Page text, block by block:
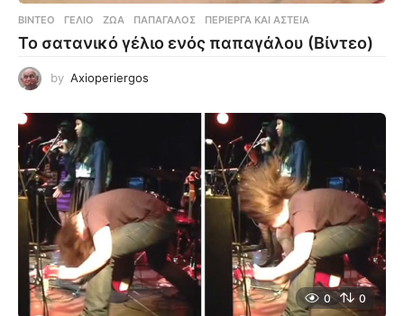
ΒΊΝΤΕΟ ΓΈΛΙΟ ,ΖΏΑ ,ΠΑΠΑΓΆΛΟΣ ,ΠΕΡΊΕΡΓΑ ΚΑΙ ΑΣΤΕΊΑ
Το σατανικό γέλιο ενός παπαγάλου (Βίντεο)
by Axioperiergos
0 0